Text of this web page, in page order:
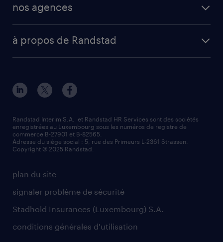
votre lettre de motivation
tout savoir sur l'intérim
professional
recherche de personnel
demander à être contacté
mag RH
nos agences
Esch-sur-Alzette (rue de Luxembourg)
Strassen
Wiltz
à propos de Randstad
notre histoire
responsabilité
valeurs et mission
information importante
randstad dans le monde
plan du site
signaler problème de sécurité
Stadhold Insurances (Luxembourg) S.A.
conditions générales d'utilisation
Randstad Interim S.A. et Randstad HR Services sont des sociétés
enregistrées au Luxembourg sous les numéros de registre de
commerce B-27901 et B-82565.
Adresse du siège social : 5, rue des Primeurs L-2361 Strassen.
Copyright © 2025 Randstad.